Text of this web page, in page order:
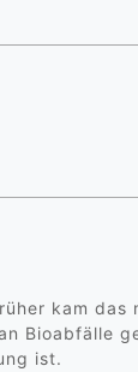
kam das
Bioabfälle
ist.